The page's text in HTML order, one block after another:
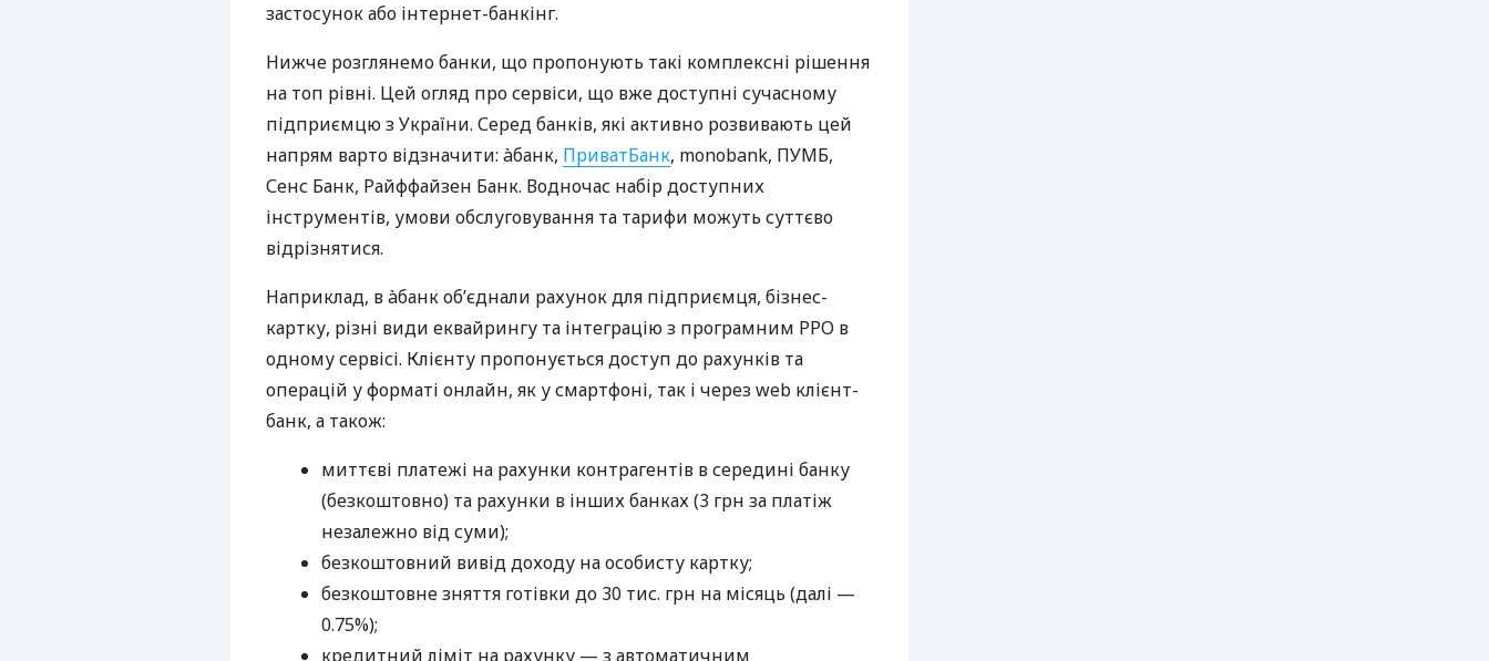
застосунок або інтернет-банкінг.
Нижче розглянемо банки, що пропонують такі комплексні рішення
на топ рівні. Цей огляд про сервіси, що вже доступні сучасному
підприємцю з України. Серед банків, які активно розвивають цей
напрям варто відзначити: àбанк, ПриватБанк, monobank, ПУМБ,
Сенс Банк, Райффайзен Банк. Водночас набір доступних
інструментів, умови обслуговування та тарифи можуть суттєво
відрізнятися.
Наприклад, в àбанк об’єднали рахунок для підприємця, бізнес-
картку, різні види еквайрингу та інтеграцію з програмним РРО в
одному сервісі. Клієнту пропонується доступ до рахунків та
операцій у форматі онлайн, як у смартфоні, так і через web клієнт-
банк, а також:
миттєві платежі на рахунки контрагентів в середині банку
(безкоштовно) та рахунки в інших банках (3 грн за платіж
незалежно від суми);
безкоштовний вивід доходу на особисту картку;
безкоштовне зняття готівки до 30 тис. грн на місяць (далі —
0.75%);
кредитний ліміт на рахунку — з автоматичним